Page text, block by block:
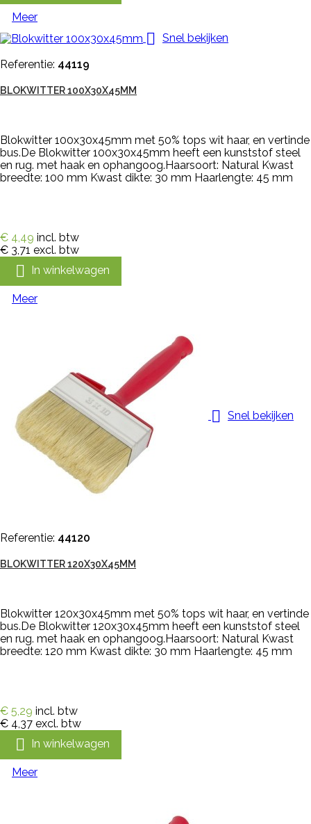
Meer
 Snel bekijken
Referentie: 44119
BLOKWITTER 100X30X45MM
Blokwitter 100x30x45mm met 50% tops wit haar, en vertinde
bus.De Blokwitter 100x30x45mm heeft een kunststof steel
en rug. met haak en ophangoog.Haarsoort: Natural Kwast
breedte: 100 mm Kwast dikte: 30 mm Haarlengte: 45 mm
€ 4,49 incl. btw
€ 3,71 excl. btw
 In winkelwagen
Meer
 Snel bekijken
Referentie: 44120
BLOKWITTER 120X30X45MM
Blokwitter 120x30x45mm met 50% tops wit haar, en vertinde
bus.De Blokwitter 120x30x45mm heeft een kunststof steel
en rug. met haak en ophangoog.Haarsoort: Natural Kwast
breedte: 120 mm Kwast dikte: 30 mm Haarlengte: 45 mm
€ 5,29 incl. btw
€ 4,37 excl. btw
 In winkelwagen
Meer